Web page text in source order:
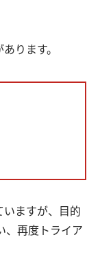
ります。
いますが、目的
、再度トライア